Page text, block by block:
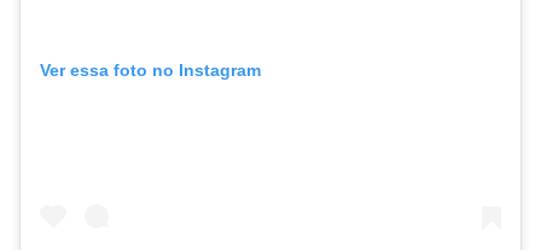
Ver essa foto no Instagram